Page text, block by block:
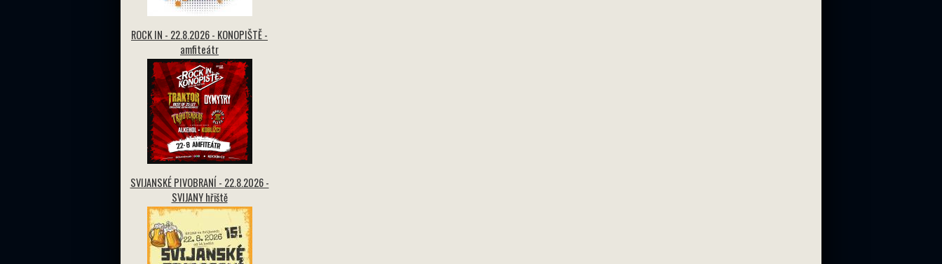
ROCK IN - 22.8.2026 - KONOPIŠTĚ -
amfiteátr
SVIJANSKÉ PIVOBRANÍ - 22.8.2026 -
SVIJANY hřiště